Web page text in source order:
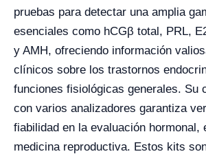
pruebas para detectar una amplia
esenciales como hCGβ total, PRL,
y AMH, ofreciendo información
clínicos sobre los trastornos
funciones fisiológicas generales. Su
con varios analizadores garantiza
fiabilidad en la evaluación hormonal,
medicina reproductiva. Estos kits